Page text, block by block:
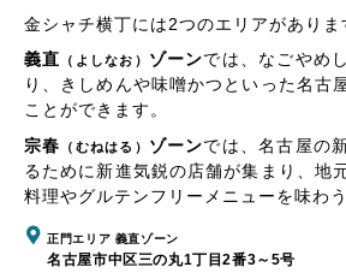
金シャチ横丁には2つのエリアがありま
義直
（よしなお） ゾーンでは、なごやめ
り、きしめんや味噌かつといった名古
ことができます。
宗春
（むねはる） ゾーンでは、名古屋の
るために新進気鋭の店舗が集まり、地
料理やグルテンフリーメニューを味わ
正門エリア 義直ゾーン
名古屋市中区三の丸1丁目2番3～5号